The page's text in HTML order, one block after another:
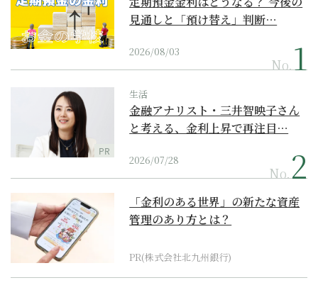
見通しと「預け替え」判断…
2026/08/03
No.
PR
生活
金融アナリスト・三井智映子さん
と考える、金利上昇で再注目…
2026/07/28
No.
「金利のある世界」の新たな資産
管理のあり方とは？
PR(株式会社北九州銀行)